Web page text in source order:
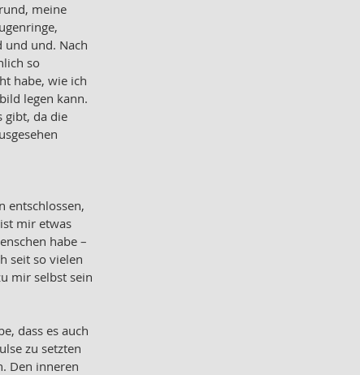
meine
und und. Nach
so
habe, wie ich
legen kann.
gibt, da die
entschlossen,
mir etwas
habe –
seit so vielen
mir selbst sein
dass es auch
zu setzten
Den inneren